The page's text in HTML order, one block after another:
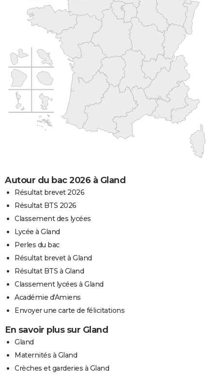
Autour du bac 2026 à Gland
Résultat brevet 2026
Résultat BTS 2026
Classement des lycées
Lycée à Gland
Perles du bac
Résultat brevet à Gland
Résultat BTS à Gland
Classement lycées à Gland
Académie d'Amiens
Envoyer une carte de félicitations
En savoir plus sur Gland
Gland
Maternités à Gland
Crèches et garderies à Gland